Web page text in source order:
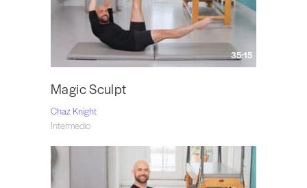
35:15
Magic Sculpt
Chaz Knight
Intermedio